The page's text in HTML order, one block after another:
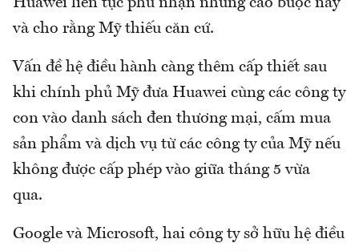
Huawei liên tục phủ nhận những cáo buộc này
và cho rằng Mỹ thiếu căn cứ.
Vấn đề hệ điều hành càng thêm cấp thiết sau
khi chính phủ Mỹ đưa Huawei cùng các công ty
con vào danh sách đen thương mại, cấm mua
sản phẩm và dịch vụ từ các công ty của Mỹ nếu
không được cấp phép vào giữa tháng 5 vừa
qua.
Google và Microsoft, hai công ty sở hữu hệ điều